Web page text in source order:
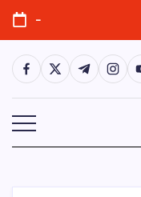
Skip
content
-
https://https://https://